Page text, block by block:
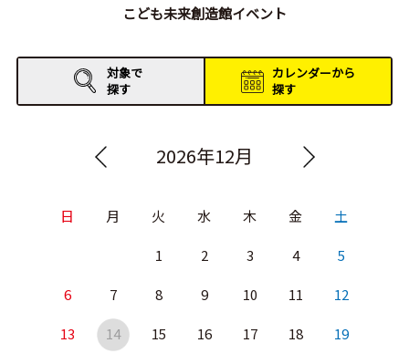
お知らせ
イベントレポート
こども未来創造館イベント
対象で
探す
カレンダーから
探す
2026年12月
日 月 火 水 木 金 土
1 2 3 4 5
6 7 8 9 10 11 12
13 14 15 16 17 18 19